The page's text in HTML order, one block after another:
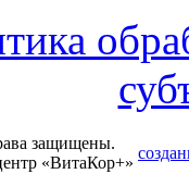
защищены.
«ВитаКор+»